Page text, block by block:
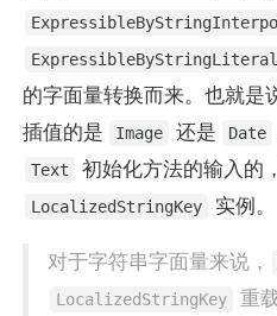
ExpressibleByStringLiteral
的字面量转换而来。也就是
插值的是
Image 还是 Date
Text 初始化方法的输入的
LocalizedStringKey 实例。
对于字符串字面量来说，
LocalizedStringKey
重